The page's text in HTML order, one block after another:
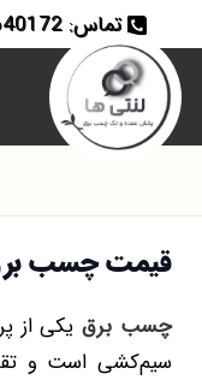
تماس: 81640172-021 – 09388807928
قیمت چسب
چسب برق یکی از
سیم‌کشی است و